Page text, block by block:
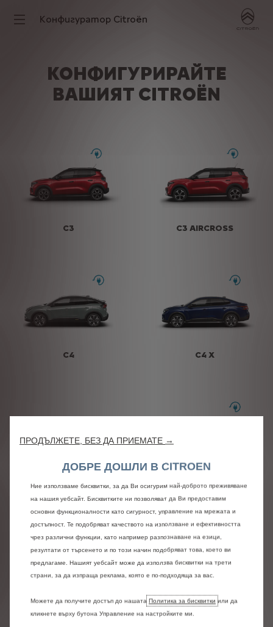
Конфигуратор Citroën
КОНФИГУРИРАЙТЕ
ВАШИЯТ CITROËN
C3 C3 AIRCROSS
C4 C4 X
C5 AIRCROSS
BERLINGO MPV BERLINGO VAN
ПРОДЪЛЖЕТЕ, БЕЗ ДА ПРИЕМАТЕ →
ДОБРЕ ДОШЛИ В CITROEN
Ние използваме бисквитки, за да Ви осигурим най-доброто преживяване
на нашия уебсайт. Бисквитките ни позволяват да Ви предоставим
основни функционалности като сигурност, управление на мрежата и
достъпност. Те подобряват качеството на използване и ефективността
чрез различни функции, като например разпознаване на езици,
резултати от търсенето и по този начин подобряват това, което ви
предлагаме. Нашият уебсайт може да използва бисквитки на трети
страни, за да изпраща реклама, която е по-подходяща за вас.
Можете да получите достъп до нашата Политика за бисквитки или да
кликнете върху бутона Управление на настройките ми.